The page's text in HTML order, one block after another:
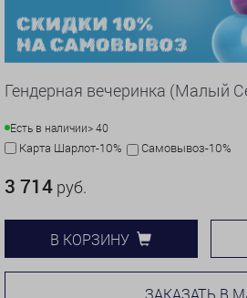
Гендерная вечеринка (Малый
Есть в наличии> 40
Карта Шарлот-10% Самовывоз-10%
3 714 руб.
В КОРЗИНУ
ЗАКАЗАТЬ В